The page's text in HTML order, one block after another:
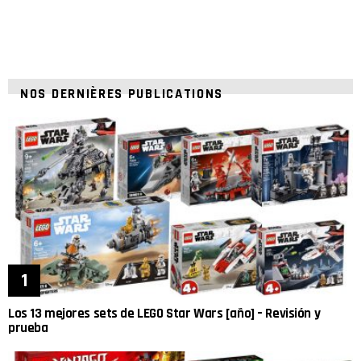
NOS DERNIÈRES PUBLICATIONS
Los 13 mejores sets de LEGO Star Wars [año] – Revisión y
prueba